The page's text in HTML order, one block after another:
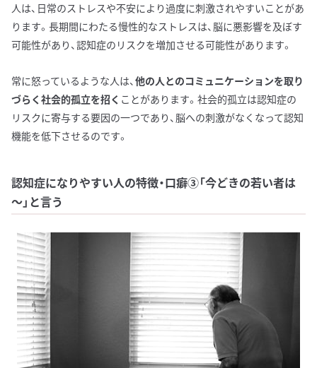
人は、日常のストレスや不安により過度に刺激されやすいことがあ
ります。長期間にわたる慢性的なストレスは、脳に悪影響を及ぼす
可能性があり、認知症のリスクを増加させる可能性があります。
常に怒っているような人は、 他の人とのコミュニケーションを取り
づらく社会的孤立を招く ことがあります。社会的孤立は認知症の
リスクに寄与する要因の一つであり、脳への刺激がなくなって認知
機能を低下させるのです。
認知症になりやすい人の特徴・口癖③「今どきの若い者は
～」と言う